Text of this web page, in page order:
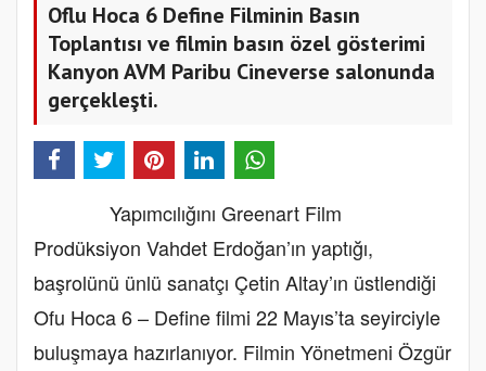
Oflu Hoca 6 Define Filminin Basın
Toplantısı ve filmin basın özel gösterimi
Kanyon AVM Paribu Cineverse salonunda
gerçekleşti.
Yapımcılığını Greenart Film
Prodüksiyon Vahdet Erdoğan’ın yaptığı,
başrolünü ünlü sanatçı Çetin Altay’ın üstlendiği
Ofu Hoca 6 – Define filmi 22 Mayıs’ta seyirciyle
buluşmaya hazırlanıyor. Filmin Yönetmeni Özgür